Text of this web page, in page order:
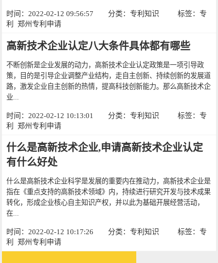
时间：2022-02-12 09:56:57 分类：专利知识 标签： 专
利
郑州专利申请
高新技术企业认定八大条件具体都有哪些
不断创新是企业发展的动力，高新技术企业认定政策是一项引导政
策，目的是引导企业调整产业结构，走自主创新、持续创新的发展道
路，激发企业自主创新的热情，提高科技创新能力。那么高新技术企
业...
时间：2022-02-12 10:13:01 分类：专利知识 标签： 专
利
郑州专利申请
什么是高新技术企业,申请高新技术企业认定
有什么好处
什么是高新技术企业科学是发展的重要内在推动力，高新技术企业是
指在《重点支持的高新技术领域》内，持续进行研究开发与技术成果
转化，形成企业核心自主知识产权，并以此为基础开展经营活动，
在...
时间：2022-02-12 10:17:26 分类：专利知识 标签： 专
利
郑州专利申请